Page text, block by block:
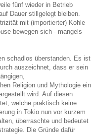
fünf wieder in Betrieb
Dauer stillgelegt bleiben.
mit (importierter) Kohle
bewegen sich - mangels
schadlos überstanden. Es ist
auszeichnet, dass er sein
Religion und Mythologie ein
wird. Auf diesen
welche praktisch keine
in Tokio nun vor kurzem
überraschte und bedeutet
Die Gründe dafür